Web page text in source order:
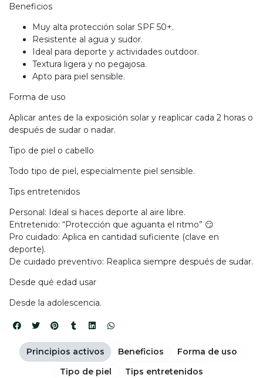
Beneficios
Muy alta protección solar SPF 50+.
Resistente al agua y sudor.
Ideal para deporte y actividades outdoor.
Textura ligera y no pegajosa.
Apto para piel sensible.
Forma de uso
Aplicar antes de la exposición solar y reaplicar cada 2 horas o
después de sudar o nadar.
Tipo de piel o cabello
Todo tipo de piel, especialmente piel sensible.
Tips entretenidos
Personal: Ideal si haces deporte al aire libre.
Entretenido: “Protección que aguanta el ritmo” 😏
Pro cuidado: Aplica en cantidad suficiente (clave en
deporte).
De cuidado preventivo: Reaplica siempre después de sudar.
Desde qué edad usar
Desde la adolescencia.
Principios activos Beneficios
Forma de uso
Tipo de piel
Tips entretenidos